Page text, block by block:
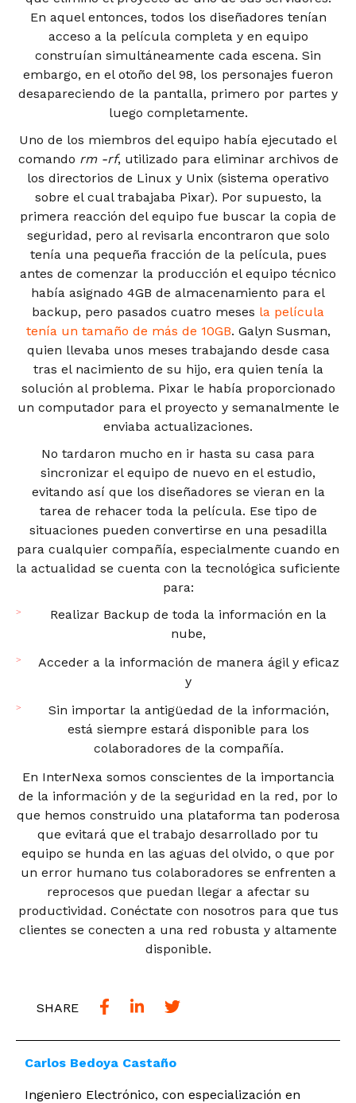
En aquel entonces, todos los diseñadores tenían
acceso a la película completa y en equipo
construían simultáneamente cada escena. Sin
embargo, en el otoño del 98, los personajes fueron
desapareciendo de la pantalla, primero por partes y
luego completamente.
Uno de los miembros del equipo había ejecutado el
comando rm -rf, utilizado para eliminar archivos de
los directorios de Linux y Unix (sistema operativo
sobre el cual trabajaba Pixar). Por supuesto, la
primera reacción del equipo fue buscar la copia de
seguridad, pero al revisarla encontraron que solo
tenía una pequeña fracción de la película, pues
antes de comenzar la producción el equipo técnico
había asignado 4GB de almacenamiento para el
backup, pero pasados cuatro meses la película
tenía un tamaño de más de 10GB. Galyn Susman,
quien llevaba unos meses trabajando desde casa
tras el nacimiento de su hijo, era quien tenía la
solución al problema. Pixar le había proporcionado
un computador para el proyecto y semanalmente le
enviaba actualizaciones.
No tardaron mucho en ir hasta su casa para
sincronizar el equipo de nuevo en el estudio,
evitando así que los diseñadores se vieran en la
tarea de rehacer toda la película. Ese tipo de
situaciones pueden convertirse en una pesadilla
para cualquier compañía, especialmente cuando en
la actualidad se cuenta con la tecnológica suficiente
para:
Realizar Backup de toda la información en la
nube,
Acceder a la información de manera ágil y eficaz
y
Sin importar la antigüedad de la información,
está siempre estará disponible para los
colaboradores de la compañía.
En InterNexa somos conscientes de la importancia
de la información y de la seguridad en la red, por lo
que hemos construido una plataforma tan poderosa
que evitará que el trabajo desarrollado por tu
equipo se hunda en las aguas del olvido, o que por
un error humano tus colaboradores se enfrenten a
reprocesos que puedan llegar a afectar su
productividad. Conéctate con nosotros para que tus
clientes se conecten a una red robusta y altamente
disponible.
SHARE
Carlos Bedoya Castaño
Ingeniero Electrónico, con especialización en